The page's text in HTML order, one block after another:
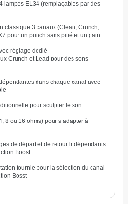
lampes EL34 (remplaçables par des
classique 3 canaux (Clean, Crunch,
pour un punch sans pitié et un gain
réglage dédié
Crunch et Lead pour des sons
dans chaque canal avec
pour sculpter le son
8 ou 16 ohms) pour s’adapter à
de départ et de retour indépendants
Boost
fournie pour la sélection du canal
Bosst